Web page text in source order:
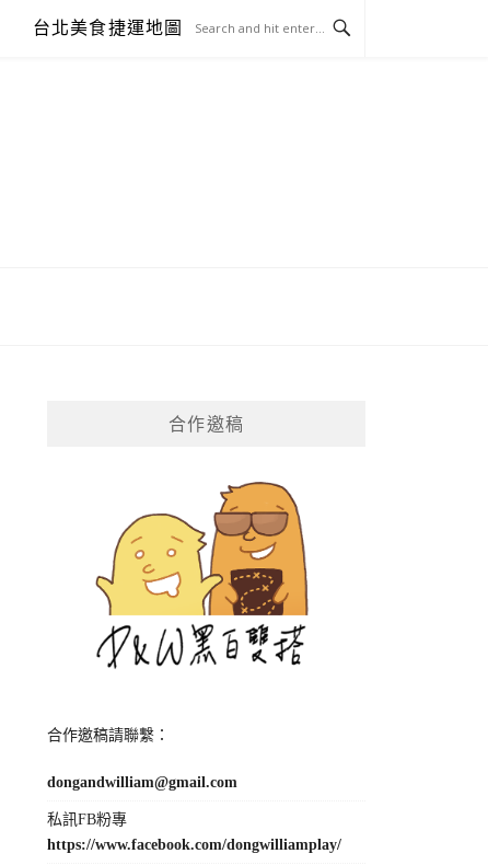
台北美食捷運地圖
合作邀稿
合作邀稿請聯繫：
dongandwilliam@gmail.com
私訊FB粉專
https://www.facebook.com/dongwilliamplay/